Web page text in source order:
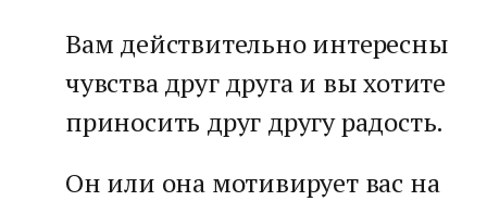
Вам действительно интересны
чувства друг друга и вы хотите
приносить друг другу радость.
Он или она мотивирует вас на